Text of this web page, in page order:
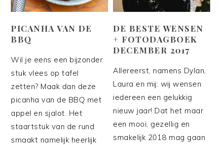
PICANHA VAN DE
BBQ
Wil je eens een bijzonder
stuk vlees op tafel
zetten? Maak dan deze
picanha van de BBQ met
appel en sjalot. Het
staartstuk van de rund
smaakt namelijk heerlijk
DE BESTE WENSEN
+ FOTODAGBOEK
DECEMBER 2017
Allereerst, namens Dylan,
Laura en mij: wij wensen
iedereen een gelukkig
nieuw jaar! Dat het maar
een mooi, gezellig en
smakelijk 2018 mag gaan